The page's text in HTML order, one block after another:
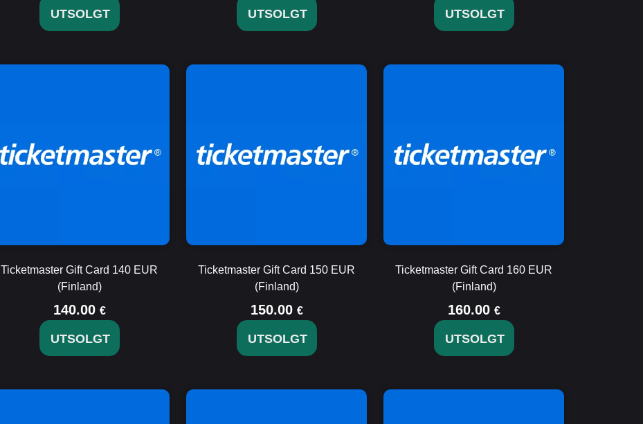
UTSOLGT UTSOLGT UTSOLGT
Ticketmaster Gift Card 140 EUR
(Finland)
140.00 €
UTSOLGT
Ticketmaster Gift Card 150 EUR
(Finland)
150.00 €
UTSOLGT
Ticketmaster Gift Card 160 EUR
(Finland)
160.00 €
UTSOLGT